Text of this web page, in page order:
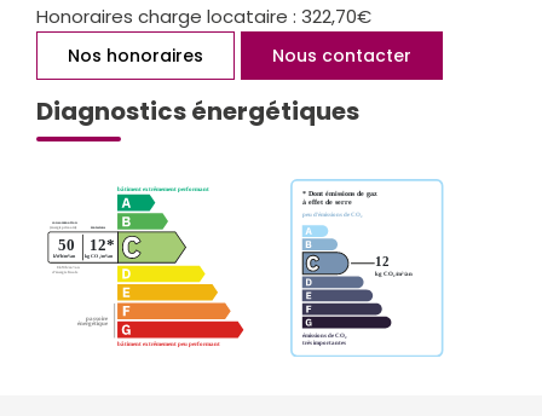
Honoraires charge locataire : 322,70€
Nos honoraires Nous contacter
Diagnostics énergétiques